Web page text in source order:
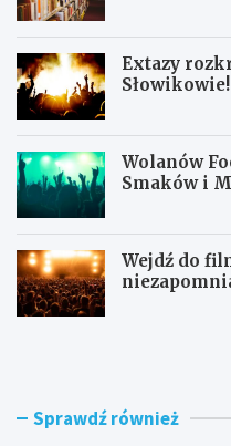
Extazy
Słowikowie!
Wolanów
Smaków i
Wejdź do
R
s
E
y Sprawdź również